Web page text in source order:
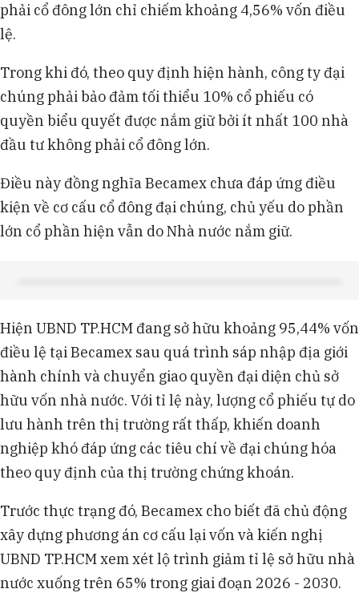
phải cổ đông lớn chỉ chiếm khoảng 4,56% vốn điều
lệ.
Trong khi đó, theo quy định hiện hành, công ty đại
chúng phải bảo đảm tối thiểu 10% cổ phiếu có
quyền biểu quyết được nắm giữ bởi ít nhất 100 nhà
đầu tư không phải cổ đông lớn.
Điều này đồng nghĩa Becamex chưa đáp ứng điều
kiện về cơ cấu cổ đông đại chúng, chủ yếu do phần
lớn cổ phần hiện vẫn do Nhà nước nắm giữ.
Hiện UBND TP.HCM đang sở hữu khoảng 95,44% vốn
điều lệ tại Becamex sau quá trình sáp nhập địa giới
hành chính và chuyển giao quyền đại diện chủ sở
hữu vốn nhà nước. Với tỉ lệ này, lượng cổ phiếu tự do
lưu hành trên thị trường rất thấp, khiến doanh
nghiệp khó đáp ứng các tiêu chí về đại chúng hóa
theo quy định của thị trường chứng khoán.
Trước thực trạng đó, Becamex cho biết đã chủ động
xây dựng phương án cơ cấu lại vốn và kiến nghị
UBND TP.HCM xem xét lộ trình giảm tỉ lệ sở hữu nhà
nước xuống trên 65% trong giai đoạn 2026 - 2030.